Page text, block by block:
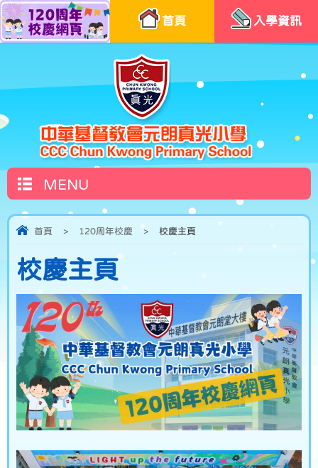
首頁 入學資訊
MENU
首頁 > 120周年校慶 > 校慶主頁
校慶主頁